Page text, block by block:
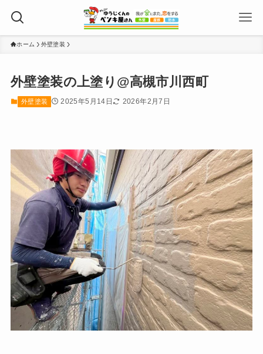
ホーム 外壁塗装
外壁塗装の上塗り@高槻市川西町
外壁塗装 2025年5月14日 2026年2月7日